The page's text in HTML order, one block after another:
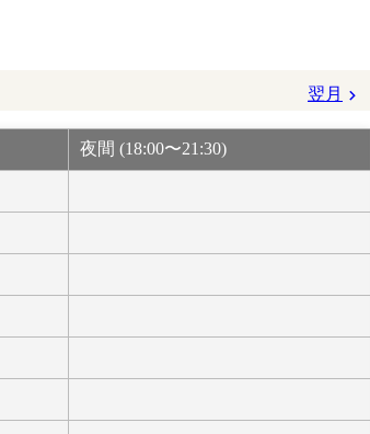
翌月
夜間 (18:00〜21:30)